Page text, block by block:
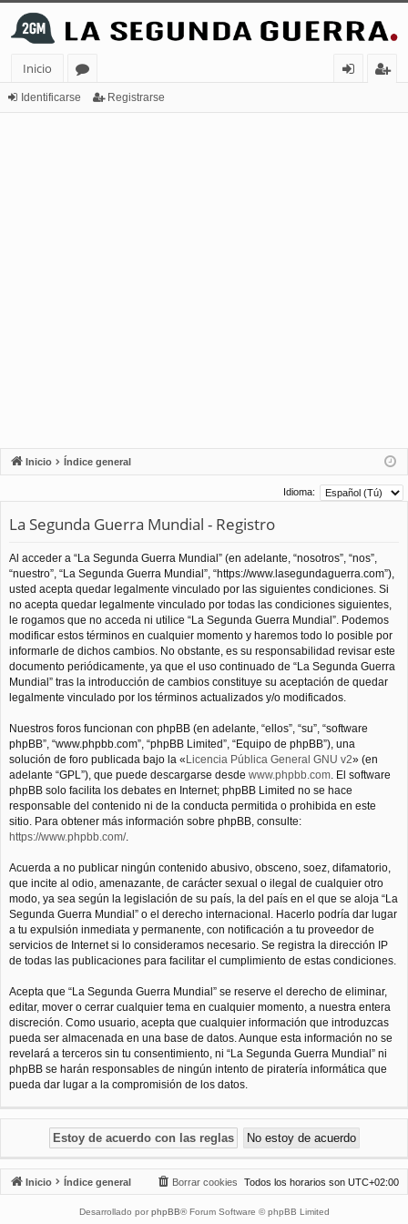
Inicio
or
Identificarse Registrarse
Inicio Índice general
Idioma:
La Segunda Guerra Mundial - Registro
Al acceder a “La Segunda Guerra Mundial” (en adelante, “nosotros”, “nos”,
“nuestro”, “La Segunda Guerra Mundial”, “https://www.lasegundaguerra.com”),
usted acepta quedar legalmente vinculado por las siguientes condiciones. Si
no acepta quedar legalmente vinculado por todas las condiciones siguientes,
le rogamos que no acceda ni utilice “La Segunda Guerra Mundial”. Podemos
modificar estos términos en cualquier momento y haremos todo lo posible por
informarle de dichos cambios. No obstante, es su responsabilidad revisar este
documento periódicamente, ya que el uso continuado de “La Segunda Guerra
Mundial” tras la introducción de cambios constituye su aceptación de quedar
legalmente vinculado por los términos actualizados y/o modificados.
Nuestros foros funcionan con phpBB (en adelante, “ellos”, “su”, “software
phpBB”, “www.phpbb.com”, “phpBB Limited”, “Equipo de phpBB”), una
solución de foro publicada bajo la «Licencia Pública General GNU v2» (en
adelante “GPL”), que puede descargarse desde www.phpbb.com. El software
phpBB solo facilita los debates en Internet; phpBB Limited no se hace
responsable del contenido ni de la conducta permitida o prohibida en este
sitio. Para obtener más información sobre phpBB, consulte:
https://www.phpbb.com/.
Acuerda a no publicar ningún contenido abusivo, obsceno, soez, difamatorio,
que incite al odio, amenazante, de carácter sexual o ilegal de cualquier otro
modo, ya sea según la legislación de su país, la del país en el que se aloja “La
Segunda Guerra Mundial” o el derecho internacional. Hacerlo podría dar lugar
a tu expulsión inmediata y permanente, con notificación a tu proveedor de
servicios de Internet si lo consideramos necesario. Se registra la dirección IP
de todas las publicaciones para facilitar el cumplimiento de estas condiciones.
Acepta que “La Segunda Guerra Mundial” se reserve el derecho de eliminar,
editar, mover o cerrar cualquier tema en cualquier momento, a nuestra entera
discreción. Como usuario, acepta que cualquier información que introduzcas
pueda ser almacenada en una base de datos. Aunque esta información no se
revelará a terceros sin tu consentimiento, ni “La Segunda Guerra Mundial” ni
phpBB se harán responsables de ningún intento de piratería informática que
pueda dar lugar a la compromisión de los datos.
Inicio Índice general Todos los horarios son UTC+02:00
Borrar cookies
Desarrollado por phpBB® Forum Software © phpBB Limited